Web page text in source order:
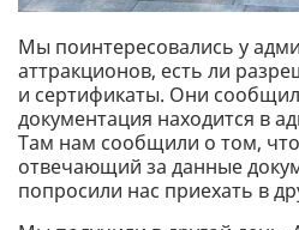
Мы поинтересовались у
аттракционов, есть ли
и сертификаты. Они
документация находится в
Там нам сообщили о том, что
отвечающий за данные
попросили нас приехать в